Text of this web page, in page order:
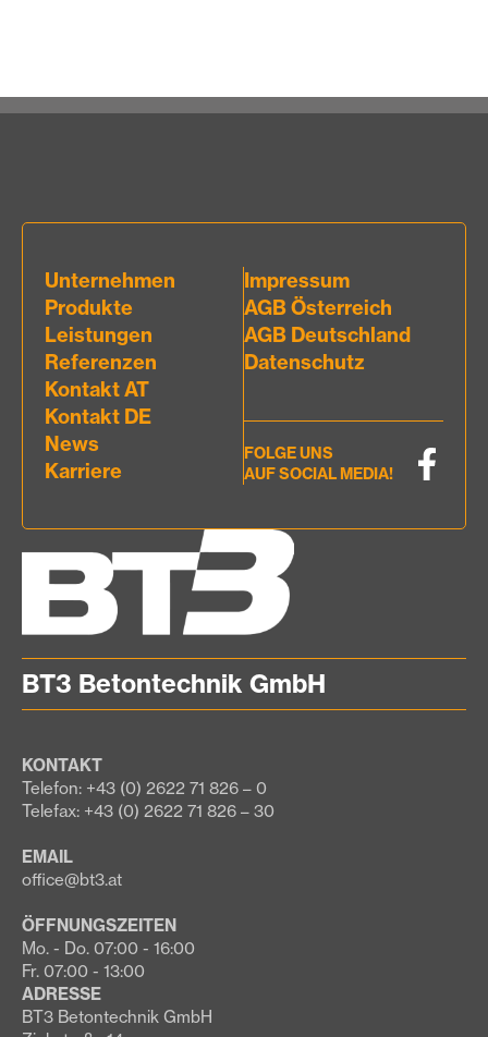
BT3 Betontechnik GmbH
KONTAKT
Telefon: +43 (0) 2622 71 826 – 0
Telefax: +43 (0) 2622 71 826 – 30
EMAIL
office@bt3.at
ÖFFNUNGSZEITEN
Mo. - Do. 07:00 - 16:00
Fr. 07:00 - 13:00
ADRESSE
BT3 Betontechnik GmbH
Unternehmen
Produkte
Leistungen
Referenzen
Kontakt AT
Kontakt DE
News
Karriere
Impressum
AGB Österreich
AGB Deutschland
Datenschutz
FOLGE UNS
AUF SOCIAL MEDIA!